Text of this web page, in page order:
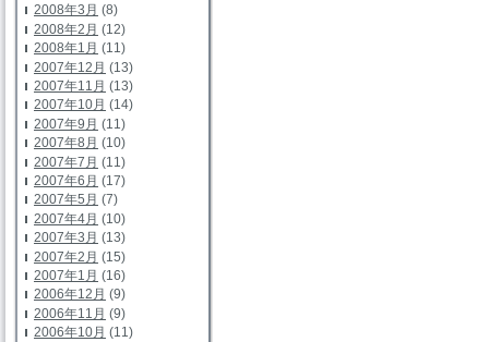
2008年3月 (8)
2008年2月 (12)
2008年1月 (11)
2007年12月 (13)
2007年11月 (13)
2007年10月 (14)
2007年9月 (11)
2007年8月 (10)
2007年7月 (11)
2007年6月 (17)
2007年5月 (7)
2007年4月 (10)
2007年3月 (13)
2007年2月 (15)
2007年1月 (16)
2006年12月 (9)
2006年11月 (9)
2006年10月 (11)